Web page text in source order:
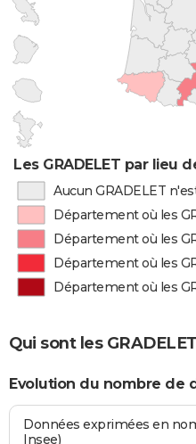
Les GRADELET par lieu
Aucun GRADELET
Département où les
Département où les
Département où les
Département où les
Qui sont les
Evolution du nombre de
Données exprimées en
Insee)